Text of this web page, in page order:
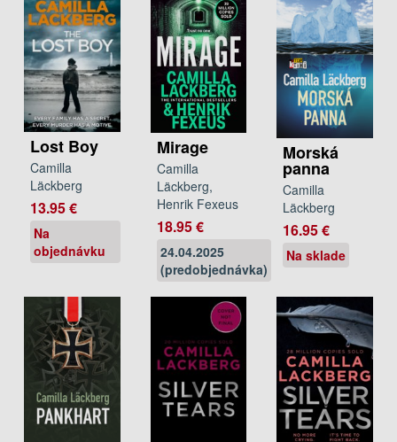
Lost Boy
Camilla
Läckberg
13.95 €
Na
objednávku
Mirage
Camilla
Läckberg,
Henrik Fexeus
18.95 €
24.04.2025
(predobjednávka)
Morská
panna
Camilla
Läckberg
16.95 €
Na sklade